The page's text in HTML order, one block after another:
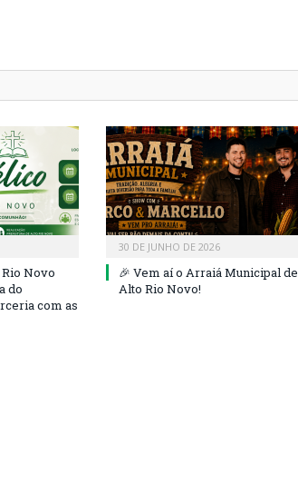
Novo
do
com as
30 DE JUNHO DE 2026
🎉 Vem aí o Arraiá Municipal de
Alto Rio Novo!